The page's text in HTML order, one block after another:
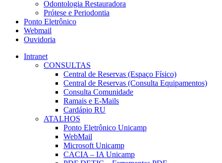
Odontologia Restauradora
Prótese e Periodontia
Ponto Eletrônico
Webmail
Ouvidoria
Intranet
CONSULTAS
Central de Reservas (Espaço Físico)
Central de Reservas (Consulta Equipamentos)
Consulta Comunidade
Ramais e E-Mails
Cardápio RU
ATALHOS
Ponto Eletrônico Unicamp
WebMail
Microsoft Unicamp
CACIA – IA Unicamp